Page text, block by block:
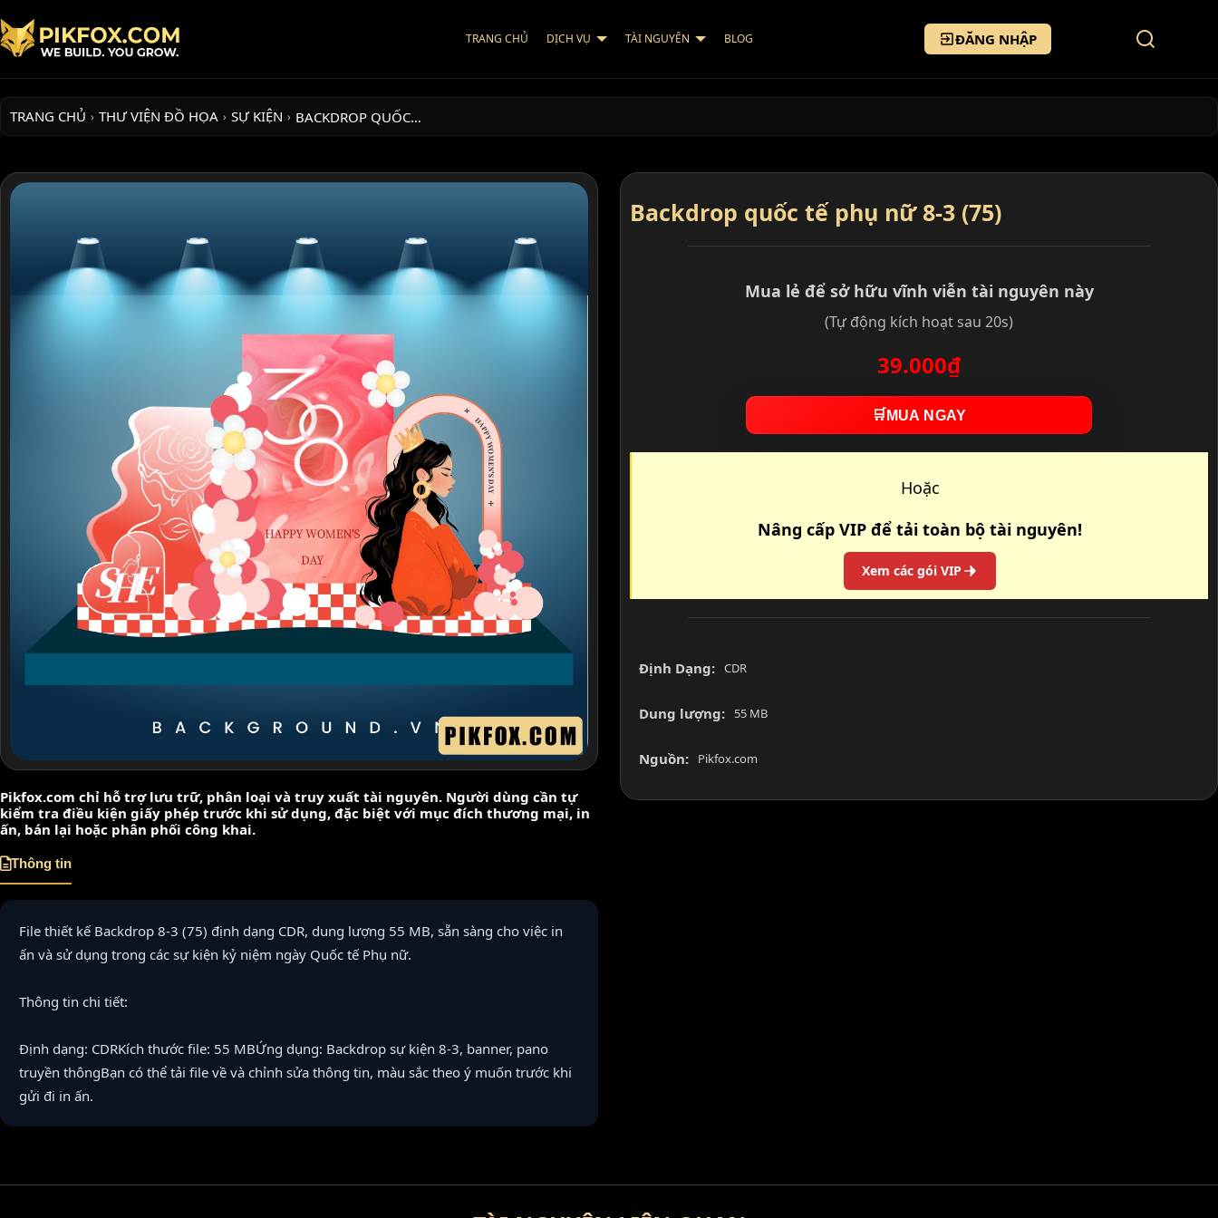
TRANG CHỦ DỊCH VỤ TÀI NGUYÊN BLOG ĐĂNG NHẬP
TRANG CHỦ › THƯ VIỆN ĐỒ HỌA › SỰ KIỆN › BACKDROP QUỐC…
Pikfox.com chỉ hỗ trợ lưu trữ, phân loại và truy xuất tài nguyên. Người dùng cần tự
kiểm tra điều kiện giấy phép trước khi sử dụng, đặc biệt với mục đích thương mại, in
ấn, bán lại hoặc phân phối công khai.
Thông tin
File thiết kế Backdrop 8-3 (75) định dạng CDR, dung lượng 55 MB, sẵn sàng cho việc in
ấn và sử dụng trong các sự kiện kỷ niệm ngày Quốc tế Phụ nữ.
Thông tin chi tiết:
Định dạng: CDRKích thước file: 55 MBỨng dụng: Backdrop sự kiện 8-3, banner, pano
truyền thôngBạn có thể tải file về và chỉnh sửa thông tin, màu sắc theo ý muốn trước khi
gửi đi in ấn.
Backdrop quốc tế phụ nữ 8-3 (75)
Mua lẻ để sở hữu vĩnh viễn tài nguyên này
(Tự động kích hoạt sau 20s)
39.000₫
🛒 MUA NGAY
Hoặc
Nâng cấp VIP để tải toàn bộ tài nguyên!
Xem các gói VIP
Định Dạng: CDR
Dung lượng: 55 MB
Nguồn: Pikfox.com